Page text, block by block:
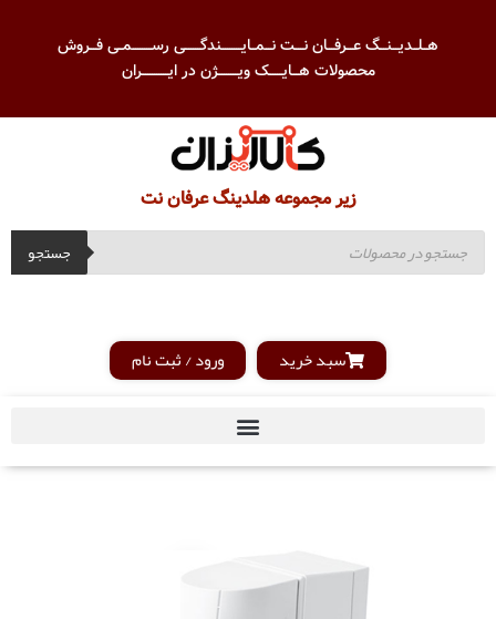
هــلــدیـــنـــگ عـــرفـــان نــــت نـــمــایـــــــــندگـــــــی رســـــــــمــی فـــروش
محصولات هـــایــــــک ویـــــــــژن در ایــــــــــــران
زیر مجموعه هلدینگ عرفان نت
جستجو
سبد خرید ورود / ثبت نام